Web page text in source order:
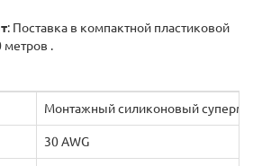
: Поставка в компактной пластиковой
метров .
Монтажный силиконовый
30 AWG